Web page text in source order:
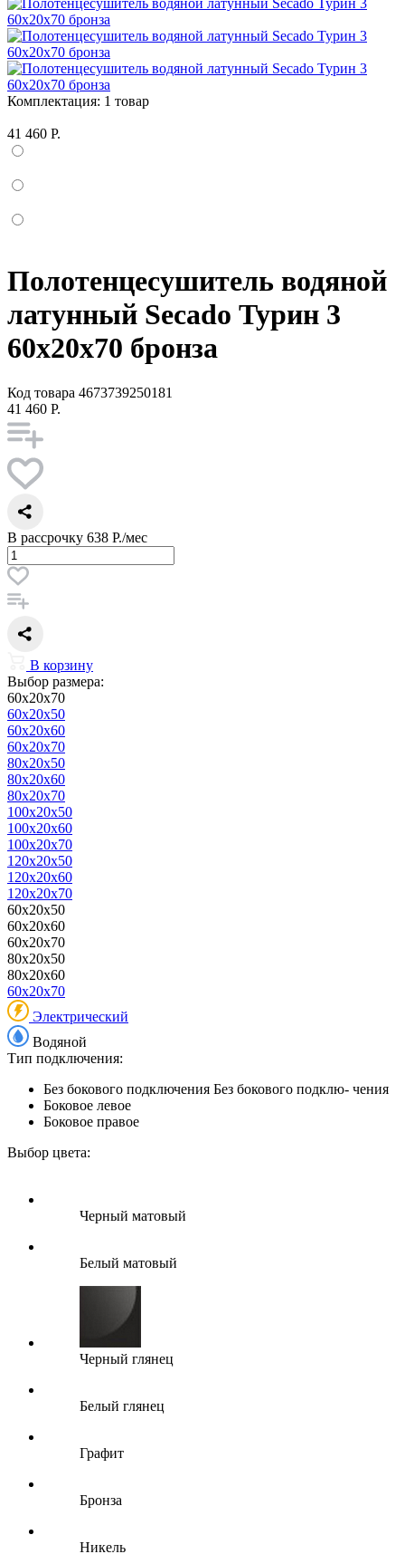
Комплектация: 1 товар
41 460 Р.
Полотенцесушитель водяной
латунный Secado Турин 3
60x20x70 бронза
Код товара 4673739250181
41 460 Р.
В рассрочку 638 Р./мес
В корзину
Выбор размера:
60x20x70
60x20x50
60x20x60
60x20x70
80x20x50
80x20x60
80x20x70
100x20x50
100x20x60
100x20x70
120x20x50
120x20x60
120x20x70
60x20x50
60x20x60
60x20x70
80x20x50
80x20x60
60x20x70
Электрический
Водяной
Тип подключения:
Без бокового подключения Без бокового подклю- чения
Боковое левое
Боковое правое
Выбор цвета:
Черный матовый
Белый матовый
Черный глянец
Белый глянец
Графит
Бронза
Никель